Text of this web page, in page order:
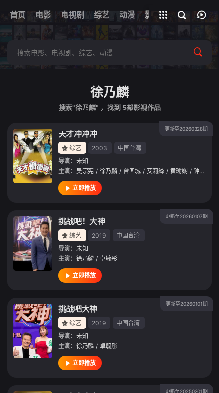
首页 电影 电视剧 综艺 动漫 影视
全部影片
徐乃麟
搜索"徐乃麟" ，找到 5部影视作品
更新至20260328期
天才冲冲冲
综艺 2003
中国台湾
导演： 未知
主演： 吴宗宪 / 徐乃麟 / 曾国城 / 艾莉絲 / 黄瑜娴 / 钟欣怡
立即播放
更新至20260107期
挑战吧！大神
综艺 2019
中国台湾
导演： 未知
主演： 徐乃麟 / 卓毓彤
立即播放
更新至20260101期
挑战吧大神
综艺 2019
中国台湾
导演： 未知
主演： 徐乃麟 / 卓毓彤
立即播放
更新至20250301期